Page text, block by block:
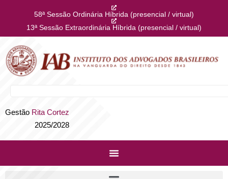
58ª Sessão Ordinária Híbrida (presencial / virtual)
13ª Sessão Extraordinária Híbrida (presencial / virtual)
Gestão Rita Cortez
2025/2028